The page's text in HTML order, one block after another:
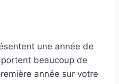
une année de
beaucoup de
année sur votre